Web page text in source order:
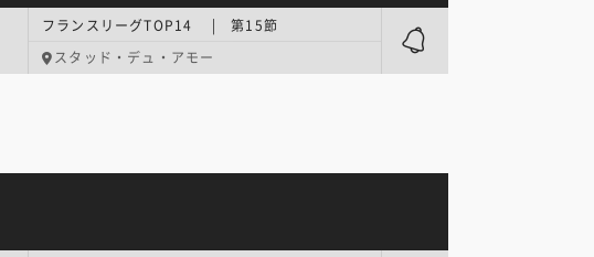
フランスリーグTOP14 | 第15節
スタッド・デュ・アモー